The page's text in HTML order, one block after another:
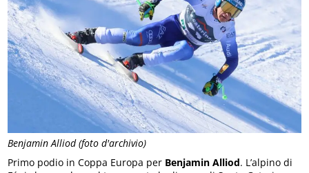
Benjamin Alliod (foto d'archivio)
Primo podio in Coppa Europa per Benjamin Alliod. L’alpino di